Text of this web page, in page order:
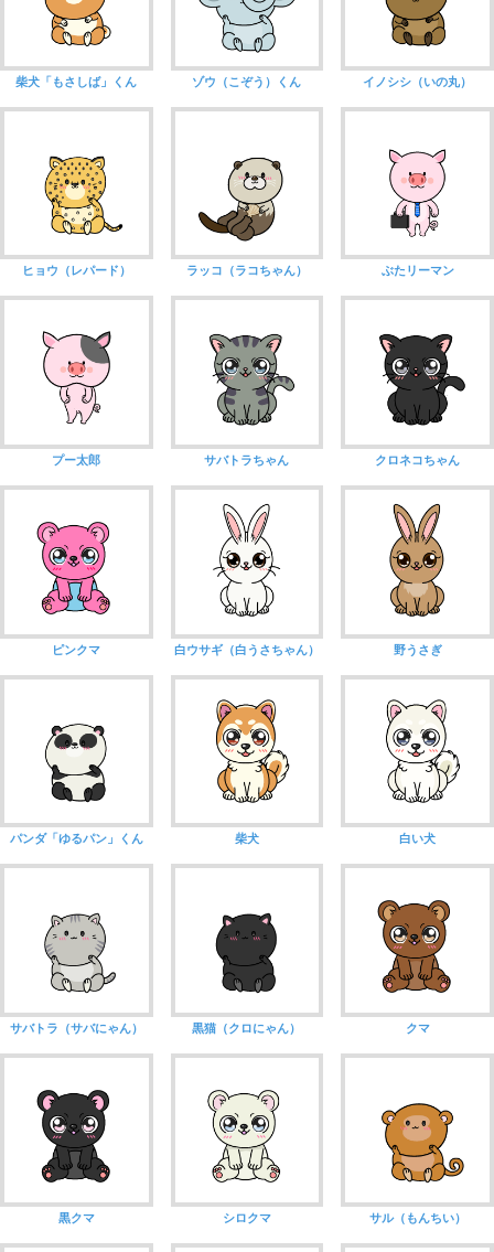
柴犬「もさしば」くん ゾウ（こぞう）くん イノシシ（いの丸）
ヒョウ（レパード） ラッコ（ラコちゃん） ぶたリーマン
プー太郎 サバトラちゃん クロネコちゃん
ピンクマ 白ウサギ（白うさちゃん） 野うさぎ
パンダ「ゆるパン」くん 柴犬 白い犬
サバトラ（サバにゃん） 黒猫（クロにゃん） クマ
黒クマ シロクマ サル（もんちい）